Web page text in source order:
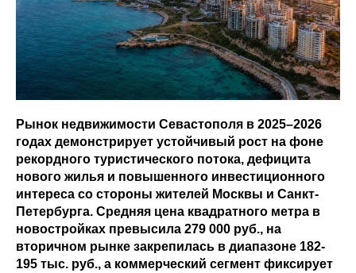
Рынок недвижимости Севастополя в 2025–2026
годах демонстрирует устойчивый рост на фоне
рекордного туристического потока, дефицита
нового жилья и повышенного инвестиционного
интереса со стороны жителей Москвы и Санкт-
Петербурга. Средняя цена квадратного метра в
новостройках превысила 279 000 руб., на
вторичном рынке закрепилась в диапазоне 182-
195 тыс. руб., а коммерческий сегмент фиксирует